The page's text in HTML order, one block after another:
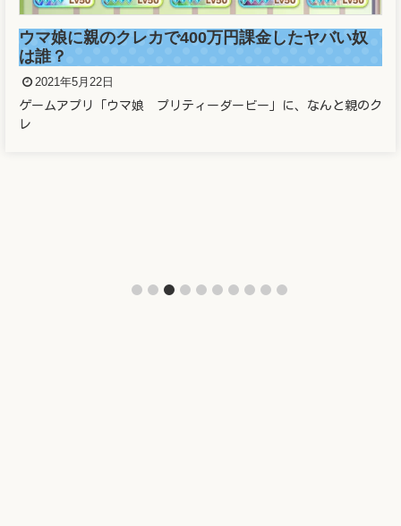
ウマ娘に親のクレカで400万円課金したヤバい奴
は誰？
2021年5月22日
ゲームアプリ「ウマ娘 プリティーダービー」に、なんと親のク
レ